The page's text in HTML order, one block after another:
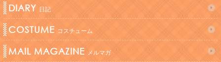
DIARY 日記
COSTUME コスチューム
MAIL MAGAZINE メルマガ